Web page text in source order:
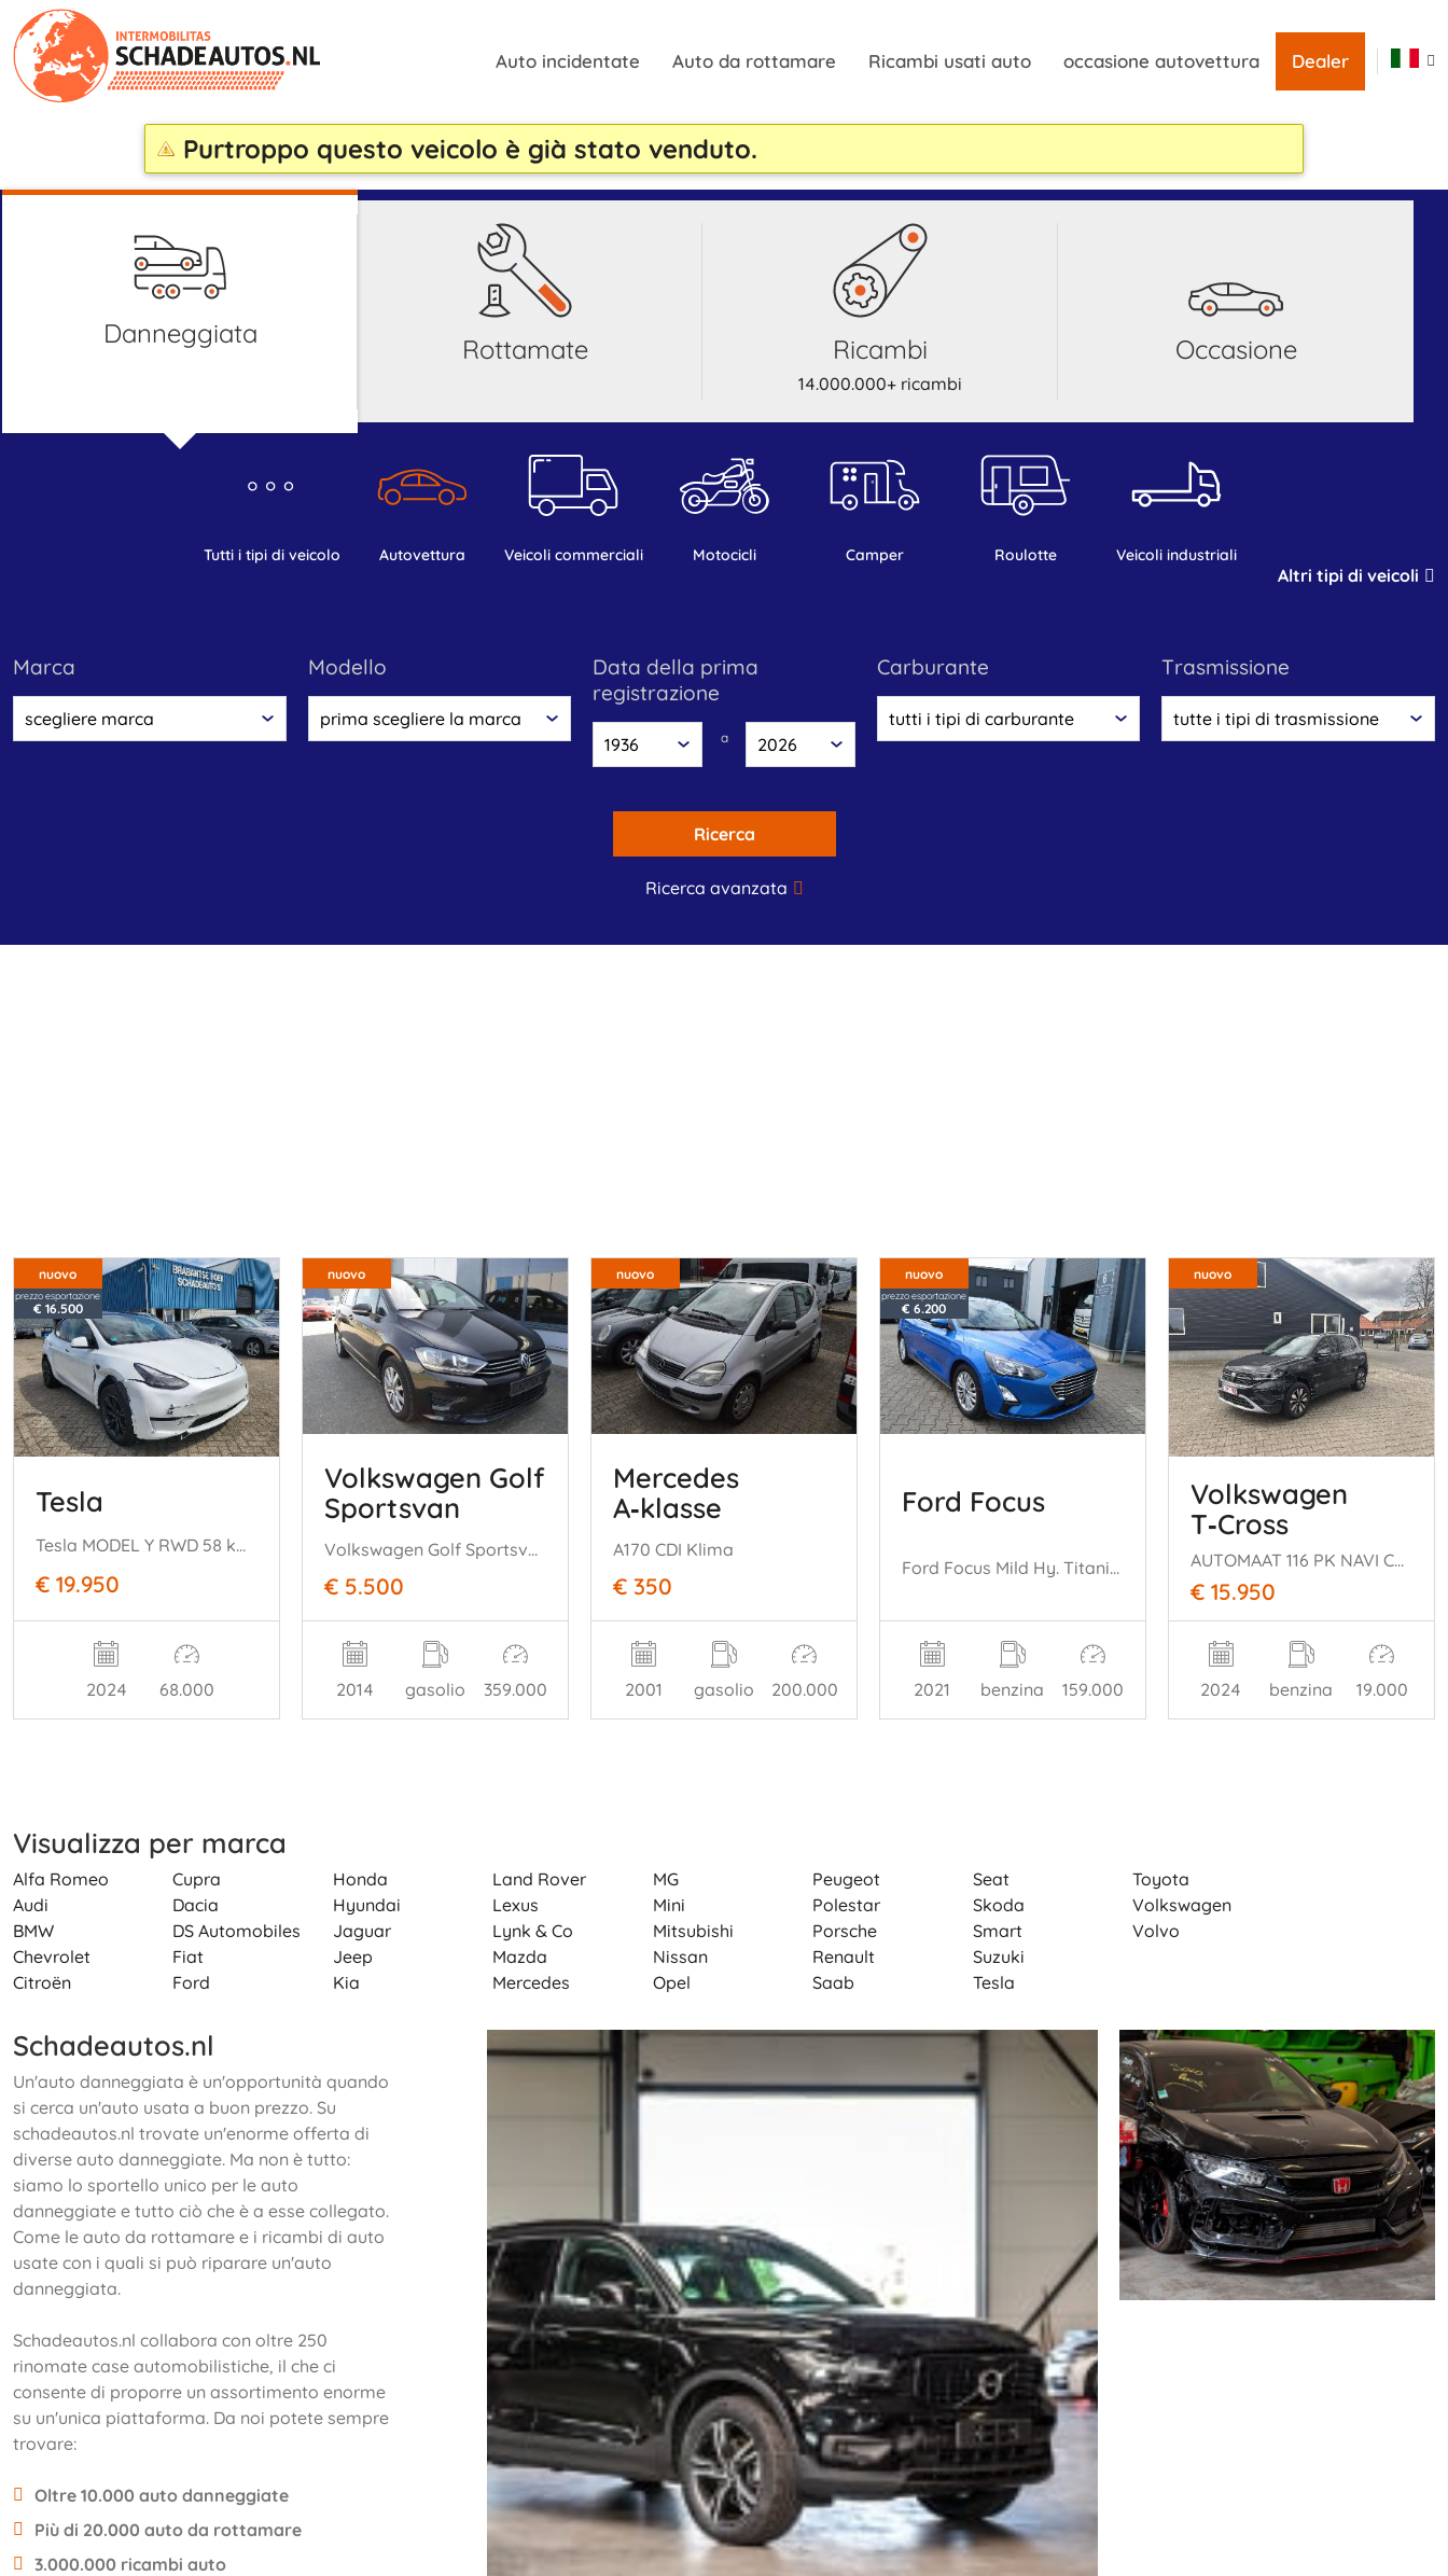
Auto incidentate Auto da rottamare Ricambi usati auto occasione autovettura Dealer
Purtroppo questo veicolo è già stato venduto.
danneggiata rottamate ricambi
14.000.000+ ricambi
occasione
tutti i tipi di veicolo autovettura veicoli commerciali motocicli camper roulotte veicoli industriali
Altri tipi di veicoli
marca modello
data della prima
registrazione
a
carburante trasmissione
Ricerca
Ricerca avanzata
nuovo
prezzo esportazione
€ 16.500
Tesla
Tesla MODEL Y RWD 58 kWh range 455km nwprijs € 45000
€ 19.950
2024 68.000
nuovo
Volkswagen Golf
Sportsvan
Volkswagen Golf Sportsvan 1,6 TDI Aut DSG Navi Pdc Klimatronik
€ 5.500
2014 gasolio 359.000
nuovo
Mercedes
A‑klasse
A170 CDI Klima
€ 350
2001 gasolio 200.000
nuovo
prezzo esportazione
€ 6.200
Ford Focus
Ford Focus Mild Hy. Titanium X Navi Klima Kamera Pdc
2021 benzina 159.000
nuovo
Volkswagen
T‑Cross
AUTOMAAT 116 PK NAVI CLIMA CAMERA B.J 12-2024 FACELIFT
€ 15.950
2024 benzina 19.000
Visualizza per marca
Alfa Romeo
Audi
BMW
Chevrolet
Citroën
Cupra
Dacia
DS Automobiles
Fiat
Ford
Honda
Hyundai
Jaguar
Jeep
Kia
Land Rover
Lexus
Lynk & Co
Mazda
Mercedes
MG
Mini
Mitsubishi
Nissan
Opel
Peugeot
Polestar
Porsche
Renault
Saab
Seat
Skoda
Smart
Suzuki
Tesla
Toyota
Volkswagen
Volvo
Schadeautos.nl
Un'auto danneggiata è un'opportunità quando
si cerca un'auto usata a buon prezzo. Su
schadeautos.nl trovate un'enorme offerta di
diverse auto danneggiate. Ma non è tutto:
siamo lo sportello unico per le auto
danneggiate e tutto ciò che è a esse collegato.
Come le auto da rottamare e i ricambi di auto
usate con i quali si può riparare un'auto
danneggiata.
Schadeautos.nl collabora con oltre 250
rinomate case automobilistiche, il che ci
consente di proporre un assortimento enorme
su un'unica piattaforma. Da noi potete sempre
trovare:
Oltre 10.000 auto danneggiate
Più di 20.000 auto da rottamare
3.000.000 ricambi auto